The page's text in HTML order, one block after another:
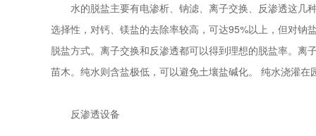
水的脱盐主要有电渗析、钠滤、离子交换、反渗透这几
选择性，对钙、镁盐的去除率较高，可达95%以上，但对
脱盐方式。离子交换和反渗透都可以得到理想的脱盐率。
苗木。纯水则含盐极低，可以避免土壤盐碱化。 纯水浇灌
反渗透设备